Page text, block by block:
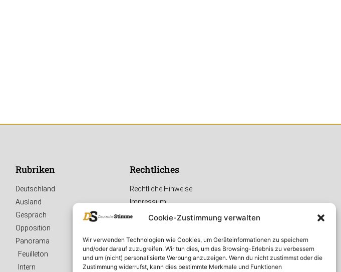
Cookie-Zustimmung verwalten
Wir verwenden Technologien wie Cookies, um Geräteinformationen zu speichern
und/oder darauf zuzugreifen. Wir tun dies, um das Browsing-Erlebnis zu verbessern
und um (nicht) personalisierte Werbung anzuzeigen. Wenn du nicht zustimmst oder die
Zustimmung widerrufst, kann dies bestimmte Merkmale und Funktionen
Rubriken
Deutschland
Ausland
Gespräch
Opposition
Panorama
Feuilleton
Intern
Rechtliches
Rechtliche Hinweise
Impressum
Datenschutzerklärung